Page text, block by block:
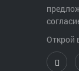
Открой